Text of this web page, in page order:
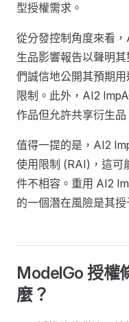
型授權需求。
從分發控制角度來看
生品影響報告以聲明
們誠信地公開其預期
限制。此外，AI2
作品但允許共享衍生
值得一提的是，AI2
使用限制 (RAI)，這可
件不相容。重用 AI2
的一個潛在風險是其
ModelGo 授權
麼？